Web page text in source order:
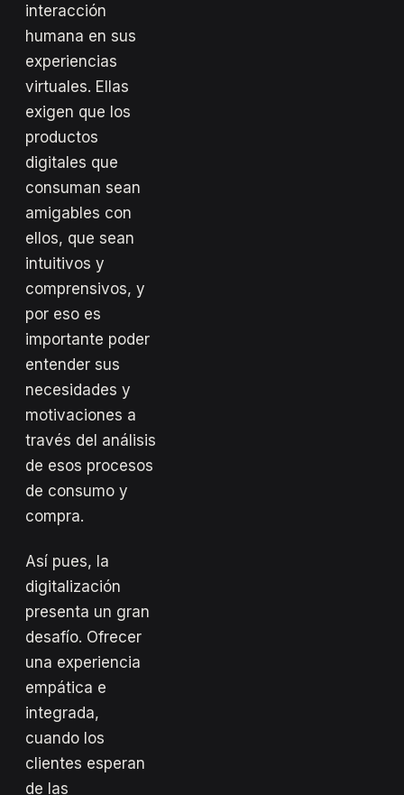
interacción
humana en sus
experiencias
virtuales. Ellas
exigen que los
productos
digitales que
consuman sean
amigables con
ellos, que sean
intuitivos y
comprensivos, y
por eso es
importante poder
entender sus
necesidades y
motivaciones a
través del análisis
de esos procesos
de consumo y
compra.
Así pues, la
digitalización
presenta un gran
desafío. Ofrecer
una experiencia
empática e
integrada,
cuando los
clientes esperan
de las